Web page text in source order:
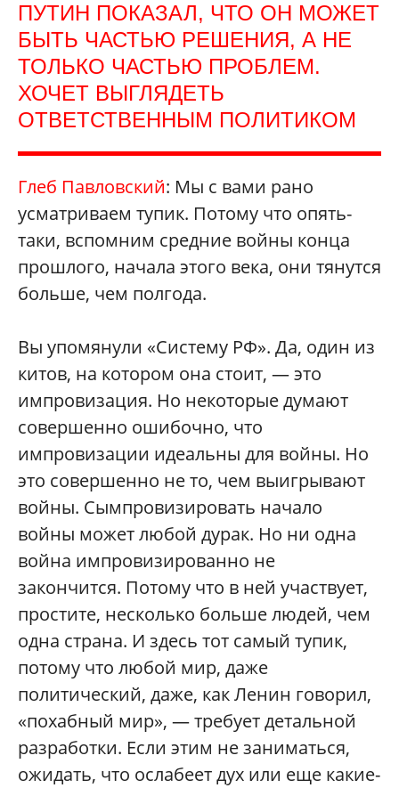
ПУТИН ПОКАЗАЛ, ЧТО ОН МОЖЕТ
БЫТЬ ЧАСТЬЮ РЕШЕНИЯ, А НЕ
ТОЛЬКО ЧАСТЬЮ ПРОБЛЕМ.
ХОЧЕТ ВЫГЛЯДЕТЬ
ОТВЕТСТВЕННЫМ ПОЛИТИКОМ
Глеб Павловский: Мы с вами рано
усматриваем тупик. Потому что опять-
таки, вспомним средние войны конца
прошлого, начала этого века, они тянутся
больше, чем полгода.
Вы упомянули «Систему РФ». Да, один из
китов, на котором она стоит, — это
импровизация. Но некоторые думают
совершенно ошибочно, что
импровизации идеальны для войны. Но
это совершенно не то, чем выигрывают
войны. Сымпровизировать начало
войны может любой дурак. Но ни одна
война импровизированно не
закончится. Потому что в ней участвует,
простите, несколько больше людей, чем
одна страна. И здесь тот самый тупик,
потому что любой мир, даже
политический, даже, как Ленин говорил,
«похабный мир», — требует детальной
разработки. Если этим не заниматься,
ожидать, что ослабеет дух или еще какие-